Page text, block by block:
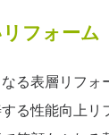
フォーム
る表層リフ
る性能向上リ